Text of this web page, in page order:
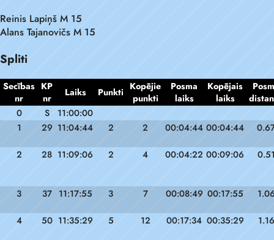
Reinis Lapiņš M 15
Alans Tajanovičs M 15
Spliti
Secības
nr
KP
nr
Laiks Punkti Kopējie
punkti
Posma
laiks
Kopējais
laiks
0
S
11:00:00
1
29 11:04:44 2 2 00:04:44 00:04:44
2 28 11:09:06 2 4 00:04:22 00:09:06
3 37 11:17:55 3 7 00:08:49 00:17:55
4 50 11:35:29 5 12 00:17:34 00:35:29 1.16